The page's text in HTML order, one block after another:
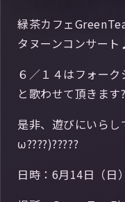
緑茶カフェ
タヌーンコンサート
６／１４はフォー
と歌わせて頂きます
是非、遊びにいらし
ω????)?????
日時：6月14日（日